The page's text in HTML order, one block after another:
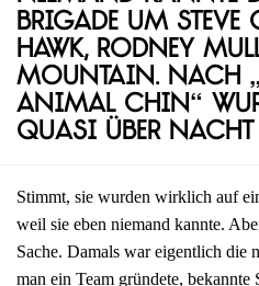
Brigade um Steve
Hawk, Rodney
Mountain. Nach
Animal Chin“
quasi über Nacht
Stimmt, sie wurden wirklich auf
weil sie eben niemand kannte.
Sache. Damals war eigentlich die
man ein Team gründete, bekannte